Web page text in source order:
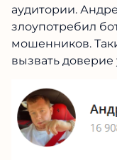
аудитории.
злоупотребил
мошенников.
вызвать